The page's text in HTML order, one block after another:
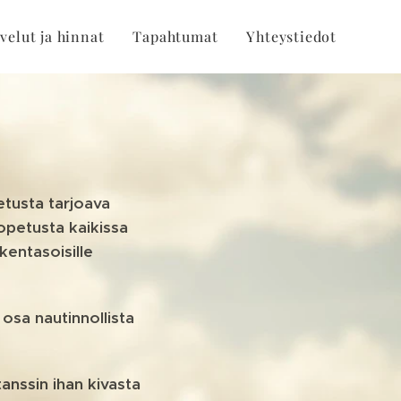
ja hinnat Tapahtumat Yhteystiedot
tarjoava
kaikissa
nautinnollista
ihan kivasta